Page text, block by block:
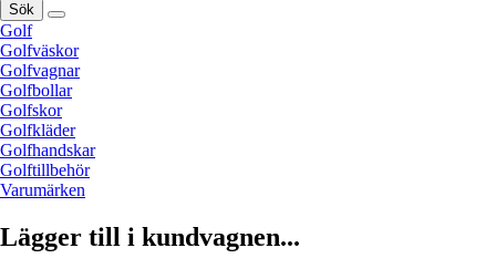
Sök
Golf
Golfväskor
Golfvagnar
Golfbollar
Golfskor
Golfkläder
Golfhandskar
Golftillbehör
Varumärken
Lägger till i kundvagnen...